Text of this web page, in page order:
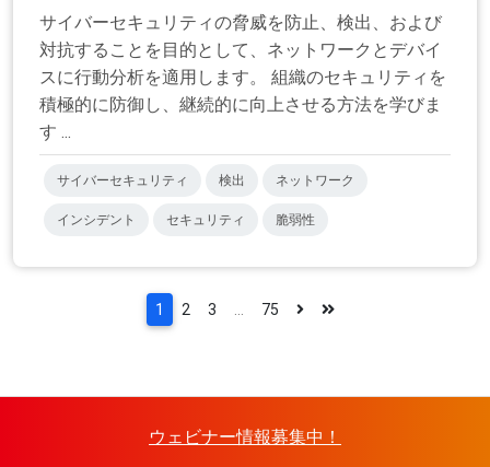
サイバーセキュリティの脅威を防止、検出、および
対抗することを目的として、ネットワークとデバイ
スに行動分析を適用します。 組織のセキュリティを
積極的に防御し、継続的に向上させる方法を学びま
す ...
サイバーセキュリティ 検出 ネットワーク
インシデント セキュリティ 脆弱性
1 2 3 75
ウェビナー情報募集中！